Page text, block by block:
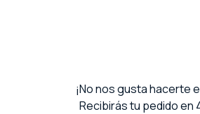
¡No nos gusta hacerte
Recibirás tu pedido en